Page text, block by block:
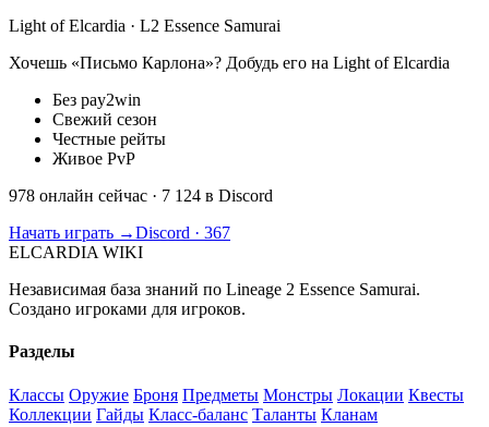
Light of Elcardia · L2 Essence Samurai
Хочешь «Письмо Карлона»? Добудь его на Light of Elcardia
Без pay2win
Свежий сезон
Честные рейты
Живое PvP
978 онлайн сейчас · 7 124 в Discord
Начать играть →Discord · 367
ELCARDIA WIKI
Независимая база знаний по Lineage 2 Essence Samurai.
Создано игроками для игроков.
Разделы
Классы Оружие Броня Предметы Монстры Локации Квесты
Коллекции Гайды Класс-баланс Таланты Кланам